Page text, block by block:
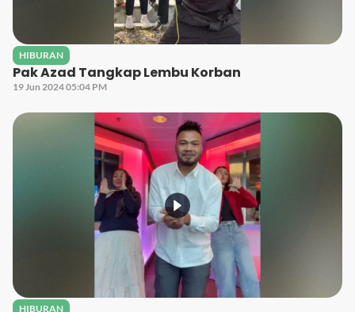
HIBURAN
Pak Azad Tangkap Lembu Korban
19 Jun 2024 05:04 PM
HIBURAN